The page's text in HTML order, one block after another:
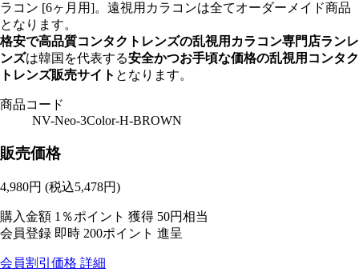
ラコン [6ヶ月用]。遠視用カラコンは全てオーダーメイド商品
となります。
格安で高品質コンタクトレンズの乱視用カラコン専門店ランレ
ンズは韓国を代表する安全かつお手頃な価格の乱視用コンタク
トレンズ販売サイト となります。
商品コード
NV-Neo-3Color-H-BROWN
販売価格
4,980円 (税込5,478円)
購入金額 1％ポイント 獲得 50円相当
会員登録 即時 200ポイント 進呈
会員割引価格 詳細